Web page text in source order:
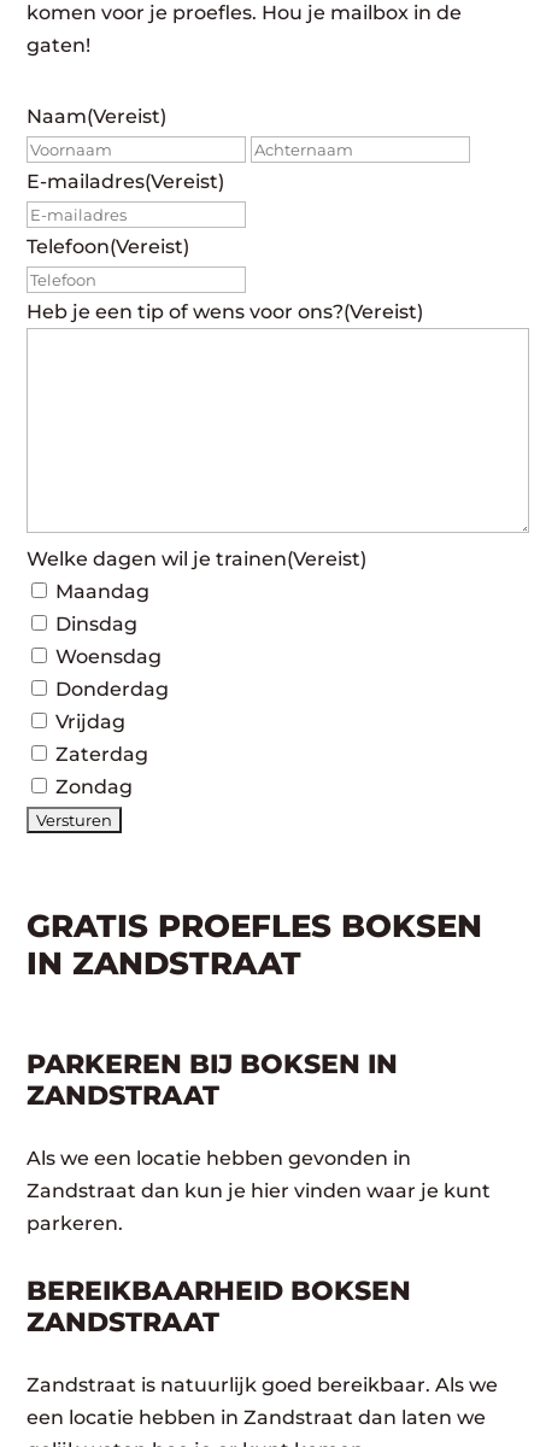
komen voor je proefles. Hou je mailbox in de
gaten!
Naam(Vereist)
Voornaam
E-mailadres(Vereist)
Telefoon(Vereist)
Heb je een tip of wens voor ons?(Vereist)
Welke dagen wil je trainen(Vereist)
Maandag
Dinsdag
Woensdag
Donderdag
Vrijdag
Zaterdag
Zondag
GRATIS PROEFLES BOKSEN
IN ZANDSTRAAT
PARKEREN BIJ BOKSEN IN
ZANDSTRAAT
Als we een locatie hebben gevonden in
Zandstraat dan kun je hier vinden waar je kunt
parkeren.
BEREIKBAARHEID BOKSEN
ZANDSTRAAT
Zandstraat is natuurlijk goed bereikbaar. Als we
een locatie hebben in Zandstraat dan laten we